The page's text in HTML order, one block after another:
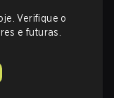
Verifique o
e futuras.